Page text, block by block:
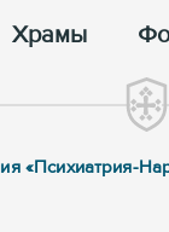
Храмы
«Психиатрия-